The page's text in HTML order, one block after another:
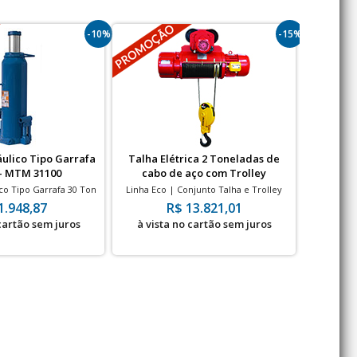
-10%
Tipo Garrafa
MTM 31100
Tipo Garrafa 30 Ton
sem juros
-15%
Talha Elétrica 2 Toneladas de
cabo de aço com Trolley
Linha Eco | Conjunto Talha e Trolley
Elétrico - 9 metros de elevação
R$ 13.821,01
à vista no cartão sem juros